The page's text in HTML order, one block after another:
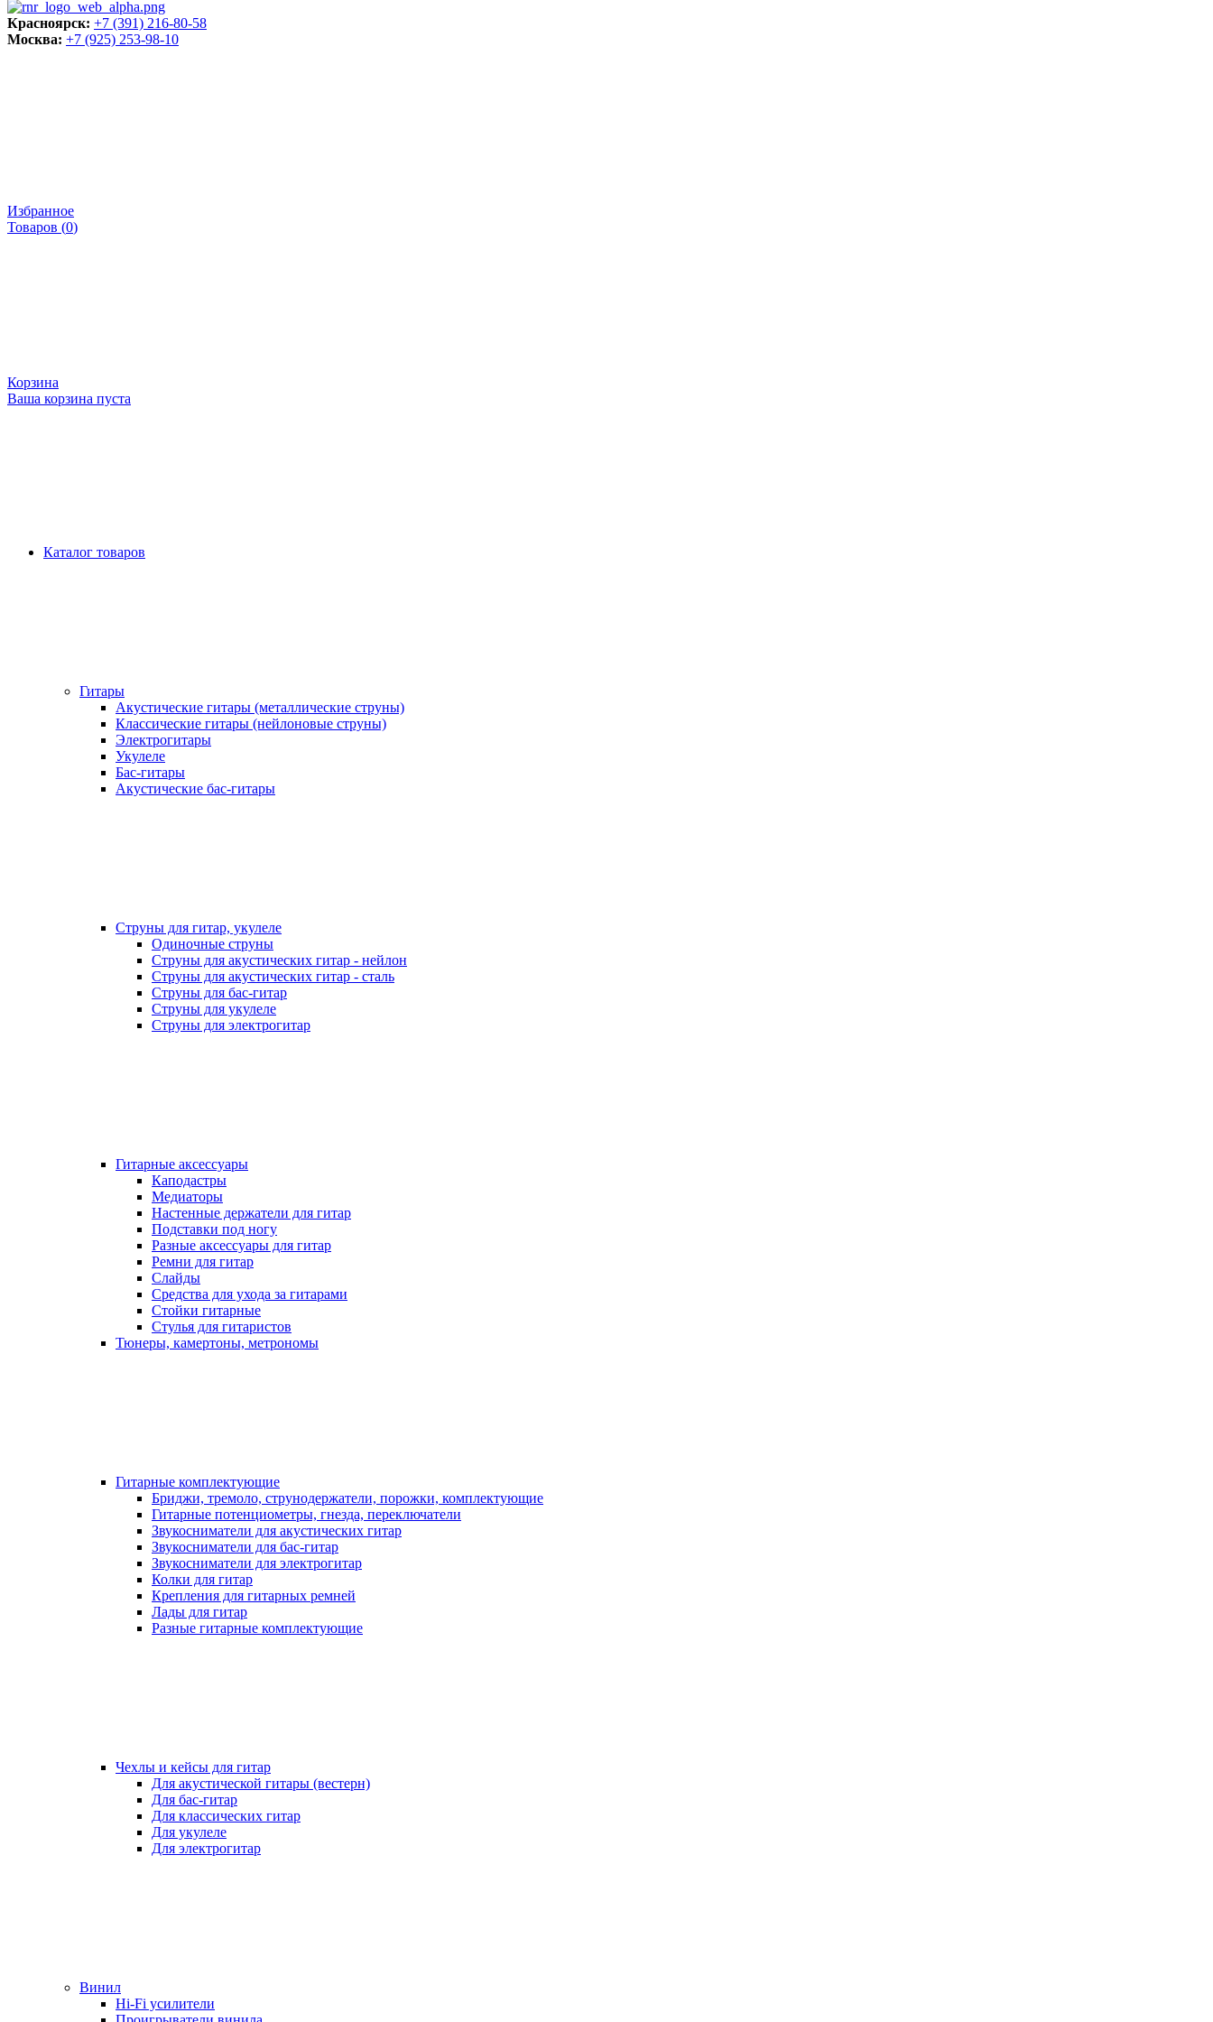
Красноярск: +7 (391) 216-80-58
Москва: +7 (925) 253-98-10
Избранное
Товаров (0)
Корзина
Ваша корзина пуста
Каталог товаров
Гитары
Акустические гитары (металлические струны)
Классические гитары (нейлоновые струны)
Электрогитары
Укулеле
Бас-гитары
Акустические бас-гитары
Струны для гитар, укулеле
Одиночные струны
Струны для акустических гитар - нейлон
Струны для акустических гитар - сталь
Струны для бас-гитар
Струны для укулеле
Струны для электрогитар
Гитарные аксессуары
Каподастры
Медиаторы
Настенные держатели для гитар
Подставки под ногу
Разные аксессуары для гитар
Ремни для гитар
Слайды
Средства для ухода за гитарами
Стойки гитарные
Стулья для гитаристов
Тюнеры, камертоны, метрономы
Гитарные комплектующие
Бриджи, тремоло, струнодержатели, порожки, комплектующие
Гитарные потенциометры, гнезда, переключатели
Звукосниматели для акустических гитар
Звукосниматели для бас-гитар
Звукосниматели для электрогитар
Колки для гитар
Крепления для гитарных ремней
Лады для гитар
Разные гитарные комплектующие
Чехлы и кейсы для гитар
Для акустической гитары (вестерн)
Для бас-гитар
Для классических гитар
Для укулеле
Для электрогитар
Винил
Hi-Fi усилители